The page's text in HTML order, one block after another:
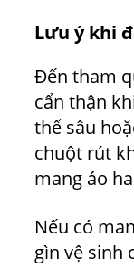
Lưu ý khi
Đến tham
cẩn thận
thể sâu
chuột rút
mang áo
Nếu có
gìn vệ sinh